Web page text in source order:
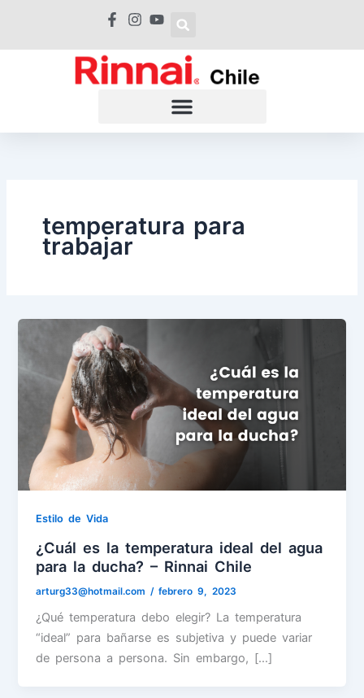
contenido
temperatura para
trabajar
Estilo de Vida
¿Cuál es la temperatura ideal del agua
para la ducha? – Rinnai Chile
arturg33@hotmail.com /febrero 9, 2023
¿Qué temperatura debo elegir? La temperatura
“ideal” para bañarse es subjetiva y puede variar
de persona a persona. Sin embargo, […]